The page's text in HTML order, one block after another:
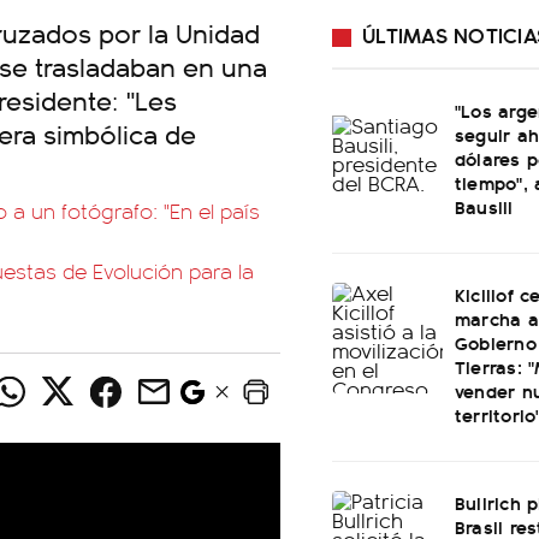
por la Unidad
trasladaban en una
"Les
simbólica de
a un fotógrafo: "En el país
de Evolución para la
ÚLTIMAS
"Los
seguir
dólares
tiempo",
Bausili
Kicillof
marcha
Tierras:
vender
Bullrich
Brasil